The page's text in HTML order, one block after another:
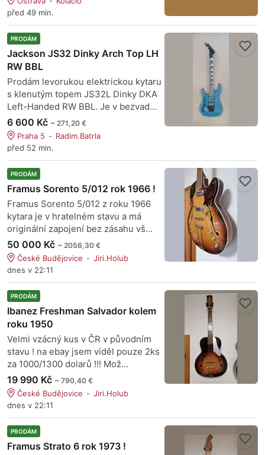
před 49 min.
PRODÁM
Jackson JS32 Dinky Arch Top LH
RW BBL
Prodám levorukou elektrickou kytaru
s klenutým topem JS32L Dinky DKA
Left-Handed RW BBL. Je v bezvad...
6 600 Kč ~ 271,20 €
Praha 5
Radim.Batrla
před 52 min.
PRODÁM
Framus Sorento 5/012 rok 1966 !
Framus Sorento 5/012 z roku 1966
kytara je v hratelném stavu a má
originální zapojení bez zásahu vš...
50 000 Kč ~ 2056,30 €
České Budějovice
Jiri.Holub
dnes v 22:11
PRODÁM
Ibanez Freshman Salvador kolem
roku 1950
Velmi vzácný kus v ČR v původním
stavu ! na ebay jsem viděl pouze 2ks
za 1000/1300 dolarů !!! Mož...
19 990 Kč ~ 790,40 €
České Budějovice
Jiri.Holub
dnes v 22:11
PRODÁM
Framus Strato 6 rok 1973 !